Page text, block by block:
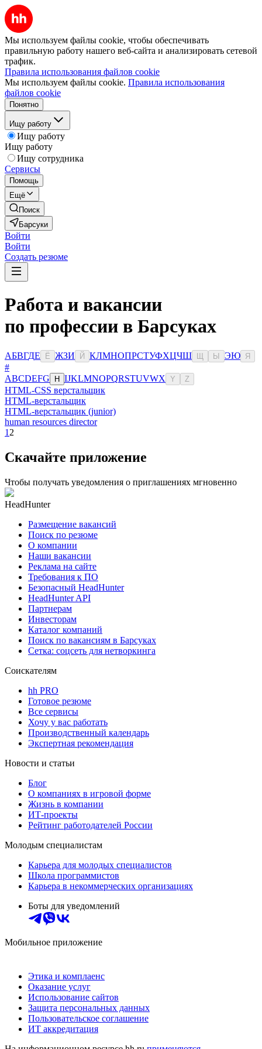
Мы используем файлы cookie, чтобы обеспечивать
правильную работу нашего веб-сайта и анализировать сетевой
трафик.
Правила использования файлов cookie
Мы используем файлы cookie. Правила использования
файлов cookie
Понятно
Ищу работу
Ищу работу
Ищу работу
Ищу сотрудника
Сервисы
Помощь
Ещё
Поиск
Барсуки
Войти
Войти
Создать резюме
Работа и вакансии
по профессии в Барсуках
АБВГДЕ Ё ЖЗИ Й КЛМНОПРСТУФХЦЧШ Ы ЭЮ Я
#
ABCDEFG H IJKLMNOPQRSTUVWX Y Z
HTML-CSS верстальщик
HTML-верстальщик
HTML-верстальщик (junior)
human resources director
1 2
Скачайте приложение
Чтобы получать уведомления о приглашениях мгновенно
HeadHunter
Размещение вакансий
Поиск по резюме
О компании
Наши вакансии
Реклама на сайте
Требования к ПО
Безопасный HeadHunter
HeadHunter API
Партнерам
Инвесторам
Каталог компаний
Поиск по вакансиям в Барсуках
Сетка: соцсеть для нетворкинга
Соискателям
hh PRO
Готовое резюме
Все сервисы
Хочу у вас работать
Производственный календарь
Экспертная рекомендация
Новости и статьи
Блог
О компаниях в игровой форме
Жизнь в компании
ИТ-проекты
Рейтинг работодателей России
Молодым специалистам
Карьера для молодых специалистов
Школа программистов
Карьера в некоммерческих организациях
Боты для уведомлений
Мобильное приложение
Этика и комплаенс
Оказание услуг
Использование сайтов
Защита персональных данных
Пользовательское соглашение
ИТ аккредитация